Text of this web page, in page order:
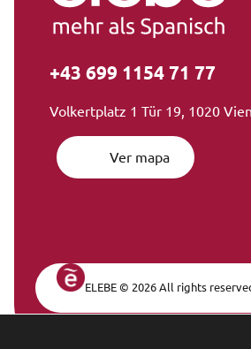
+43 699 1154 71 77
Volkertplatz 1 Tür 19, 1020
Ver mapa
ELEBE © 2026 All rights